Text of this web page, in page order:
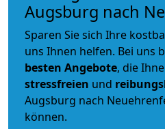
Augsburg nach
Sparen Sie sich Ihre
uns Ihnen helfen. Bei uns
besten Angebote, die
stressfreien und
Augsburg nach
können.